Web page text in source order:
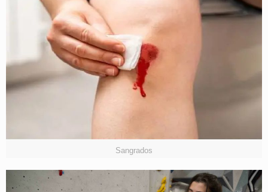
Sangrados